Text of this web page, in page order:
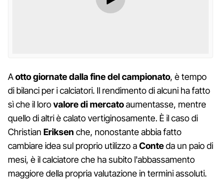
Aotto giornate dalla fine del campionato, è tempo
di bilanci per i calciatori. Il rendimento di alcuni ha fatto
sì che il lorovalore di mercatoaumentasse, mentre
quello di altri è calato vertiginosamente. È il caso di
Christian Eriksen che, nonostante abbia fatto
cambiare idea sul proprio utilizzo aConteda un paio di
mesi, è il calciatore che ha subito l'abbassamento
maggiore della propria valutazione in termini assoluti.